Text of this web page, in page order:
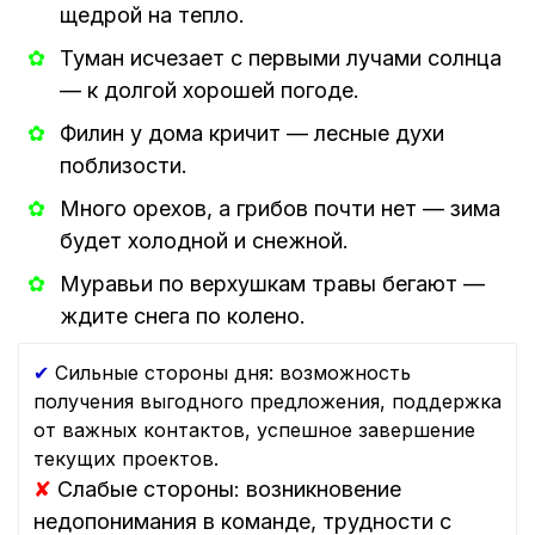
щедрой на тепло.
Туман исчезает с первыми лучами солнца
— к долгой хорошей погоде.
Филин у дома кричит — лесные духи
поблизости.
Много орехов, а грибов почти нет — зима
будет холодной и снежной.
Муравьи по верхушкам травы бегают —
ждите снега по колено.
✔ Сильные стороны дня: возможность
получения выгодного предложения, поддержка
от важных контактов, успешное завершение
текущих проектов.
✘ Слабые стороны: возникновение
недопонимания в команде, трудности с